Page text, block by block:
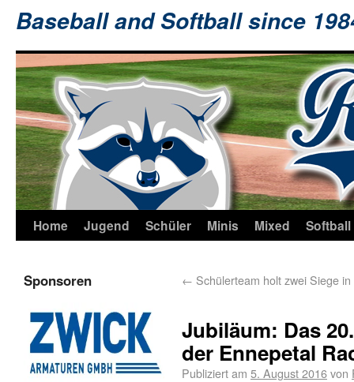
Baseball and Softball since
Home Jugend Schüler Minis Mixed Softball
← Schülerteam holt zwei Siege
Jubiläum: Das
der Ennepetal
Publiziert am 5. August 2016von
Sponsoren